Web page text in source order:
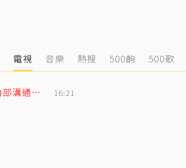
電視 音樂 熱搜 500齣 500歌
BLACKPINK合體直播再道歉！認了10週年活動「內部溝通出問題」 16:21